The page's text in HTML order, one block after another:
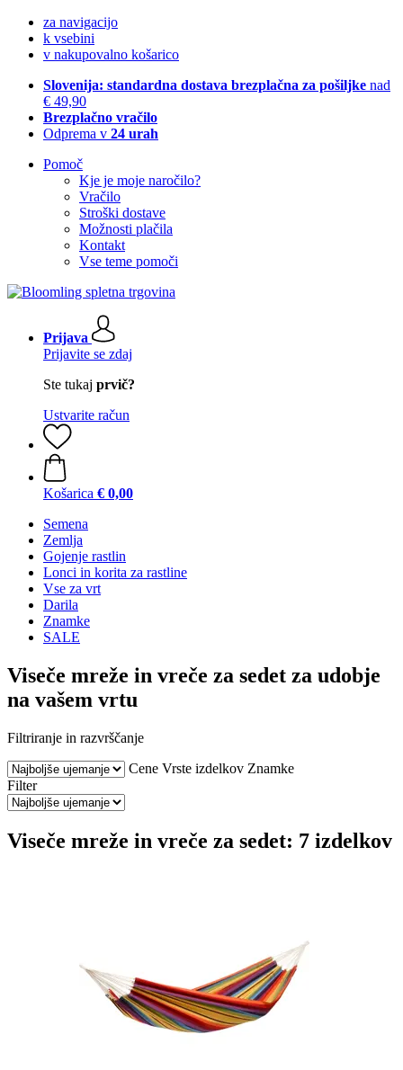
za navigacijo
k vsebini
v nakupovalno košarico
Slovenija: standardna dostava brezplačna za pošiljke nad
€ 49,90
Brezplačno vračilo
Odprema v 24 urah
Pomoč
Kje je moje naročilo?
Vračilo
Stroški dostave
Možnosti plačila
Kontakt
Vse teme pomoči
Prijava
Prijavite se zdaj
Ste tukaj prvič?
Ustvarite račun
Košarica € 0,00
Semena
Zemlja
Gojenje rastlin
Lonci in korita za rastline
Vse za vrt
Darila
Znamke
SALE
Viseče mreže in vreče za sedet za udobje
na vašem vrtu
Filtriranje in razvrščanje
Cene Vrste izdelkov Znamke
Filter
Viseče mreže in vreče za sedet: 7 izdelkov